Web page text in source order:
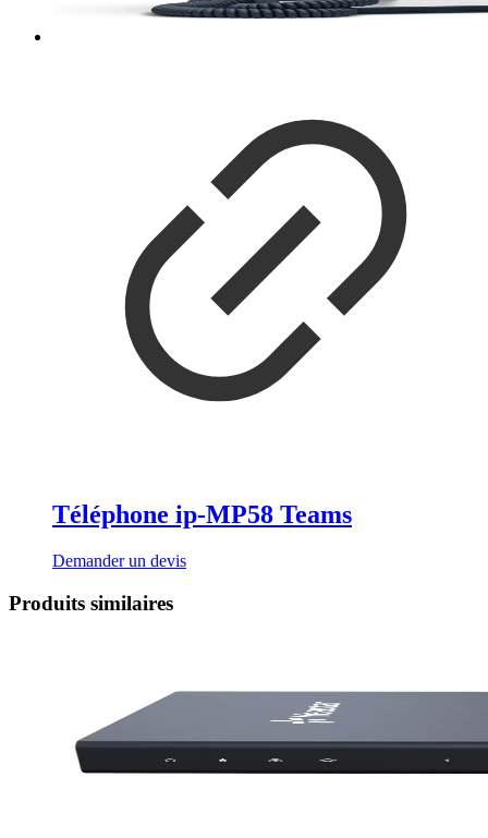
Téléphone ip-MP58 Teams
Demander un devis
Produits similaires